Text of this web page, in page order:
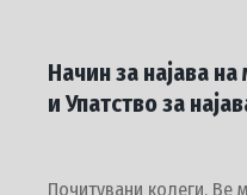
Начин за најава
и Упатство за
Почитувани колеги, Ве